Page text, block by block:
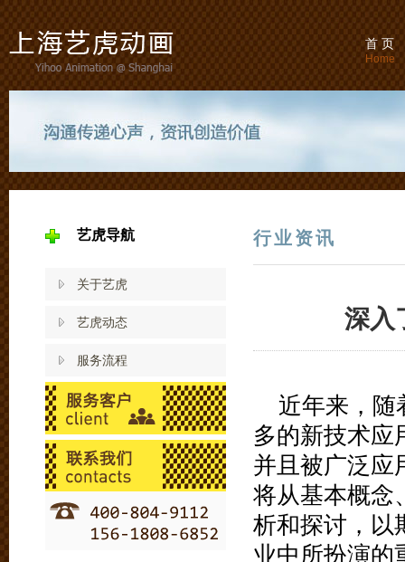
首 页
Home
艺虎导航
关于艺虎
艺虎动态
服务流程
行业资讯
深入
近年来，随
多的新技术应
并且被广泛应
将从基本概念
析和探讨，以
业中所扮演的